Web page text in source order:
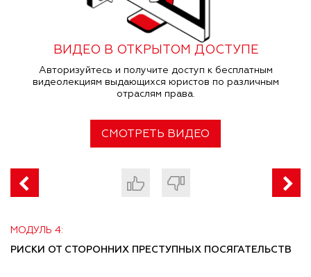
ВИДЕО В ОТКРЫТОМ ДОСТУПЕ
Авторизуйтесь и получите доступ к бесплатным
видеолекциям выдающихся юристов по различным
отраслям права.
СМОТРЕТЬ ВИДЕО
МОДУЛЬ 4:
РИСКИ ОТ СТОРОННИХ ПРЕСТУПНЫХ ПОСЯГАТЕЛЬСТВ